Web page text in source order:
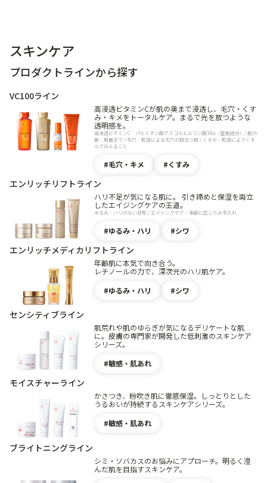
スキンケア
プロダクトラインから探す
VC100ライン
高浸透ビタミンCが肌の奥まで浸透し、毛穴・くす
み・キメをトータルケア。まるで光を放つような
透明感を。
高浸透ビタミンC：パルミチン酸アスコルビルリン酸3Na（整肌成分）/ 肌の
奥：角層まで / 毛穴：乾燥による毛穴の目立つ肌 / くすみ：乾燥によりくす
んでみえること
毛穴・キメ くすみ
エンリッチリフトライン
ハリ不足が気になる肌に。 引き締めと保湿を両立
したエイジングケアの王道。
ゆるみ：ハリのない状態 / エイジングケア：年齢に応じたお手入れ
ゆるみ・ハリ シワ
エンリッチメディカリフトライン
年齢肌に本気で向き合う。
レチノールの力で、深次元のハリ肌ケア。
ゆるみ・ハリ
シワ
センシティブライン
肌荒れや肌のゆらぎが気になるデリケートな肌
に。皮膚の専門家が開発した低刺激のスキンケア
シリーズ。
敏感・肌あれ
モイスチャーライン
かさつき、粉吹き肌に徹底保湿。しっとりとした
うるおいが持続するスキンケアシリーズ。
敏感・肌あれ
ブライトニングライン
シミ・ソバカスのお悩みにアプローチ。明るく澄
んだ肌を目指すスキンケア。